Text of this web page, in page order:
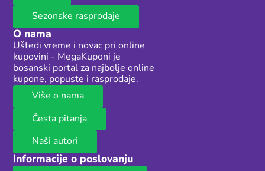
Sezonske rasprodaje
O nama
Uštedi vreme i novac pri online
kupovini - MegaKuponi je
bosanski portal za najbolje online
kupone, popuste i rasprodaje.
Više o nama
Česta pitanja
Naši autori
Informacije o poslovanju